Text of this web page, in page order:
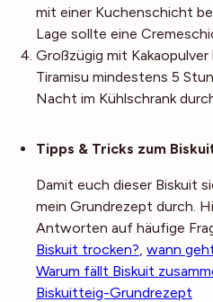
mit einer Kuchenschicht
Lage sollte eine
Großzügig mit
Tiramisu mindestens 5
Nacht im Kühlschrank
Tipps & Tricks zum
Damit euch dieser Biskuit
mein Grundrezept durch.
Antworten auf häufige
Biskuit trocken? wann
Warum fällt Biskuit
Biskuitteig-Grundrezept